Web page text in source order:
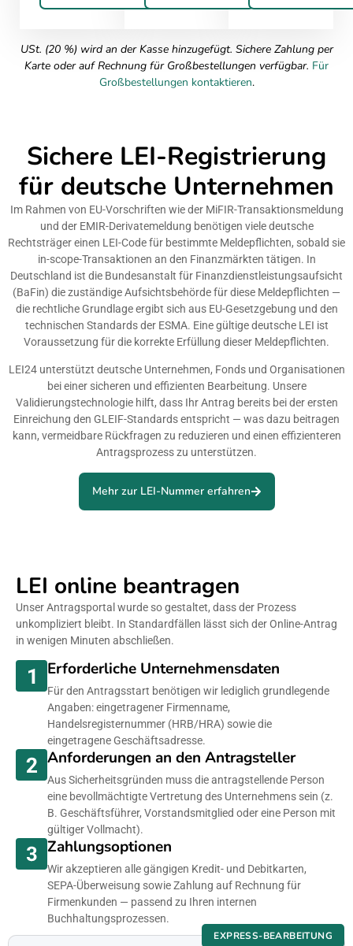
USt. (20 %) wird an der Kasse hinzugefügt. Sichere Zahlung per
Karte oder auf Rechnung für Großbestellungen verfügbar. Für
Großbestellungen kontaktieren.
Sichere LEI-Registrierung
für deutsche Unternehmen
Im Rahmen von EU-Vorschriften wie der MiFIR-Transaktionsmeldung
und der EMIR-Derivatemeldung benötigen viele deutsche
Rechtsträger einen LEI-Code für bestimmte Meldepflichten, sobald sie
in-scope-Transaktionen an den Finanzmärkten tätigen. In
Deutschland ist die Bundesanstalt für Finanzdienstleistungsaufsicht
(BaFin) die zuständige Aufsichtsbehörde für diese Meldepflichten —
die rechtliche Grundlage ergibt sich aus EU-Gesetzgebung und den
technischen Standards der ESMA. Eine gültige deutsche LEI ist
Voraussetzung für die korrekte Erfüllung dieser Meldepflichten.
LEI24 unterstützt deutsche Unternehmen, Fonds und Organisationen
bei einer sicheren und effizienten Bearbeitung. Unsere
Validierungstechnologie hilft, dass Ihr Antrag bereits bei der ersten
Einreichung den GLEIF-Standards entspricht — was dazu beitragen
kann, vermeidbare Rückfragen zu reduzieren und einen effizienteren
Antragsprozess zu unterstützen.
Mehr zur LEI-Nummer erfahren
LEI online beantragen
Unser Antragsportal wurde so gestaltet, dass der Prozess
unkompliziert bleibt. In Standardfällen lässt sich der Online-Antrag
in wenigen Minuten abschließen.
Erforderliche Unternehmensdaten
Für den Antragsstart benötigen wir lediglich grundlegende
Angaben: eingetragener Firmenname,
Handelsregisternummer (HRB/HRA) sowie die
eingetragene Geschäftsadresse.
Anforderungen an den Antragsteller
Aus Sicherheitsgründen muss die antragstellende Person
eine bevollmächtigte Vertretung des Unternehmens sein (z.
B. Geschäftsführer, Vorstandsmitglied oder eine Person mit
gültiger Vollmacht).
Zahlungsoptionen
Wir akzeptieren alle gängigen Kredit- und Debitkarten,
SEPA-Überweisung sowie Zahlung auf Rechnung für
Firmenkunden — passend zu Ihren internen
Buchhaltungsprozessen.
EXPRESS-BEARBEITUNG